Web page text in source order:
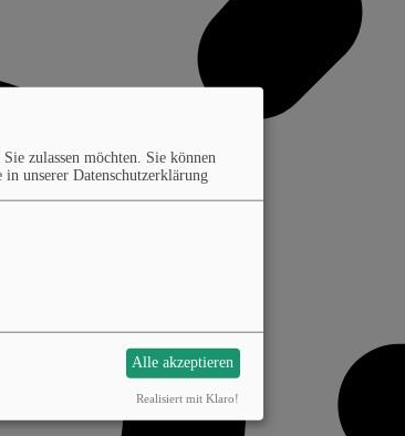
zulassen möchten. Sie können
unserer Datenschutzerklärung
Alle akzeptieren
Realisiert mit Klaro!